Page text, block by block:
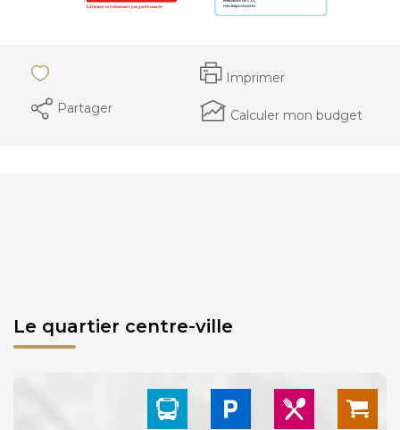
Imprimer
Partager
Calculer mon budget
Le quartier centre-ville